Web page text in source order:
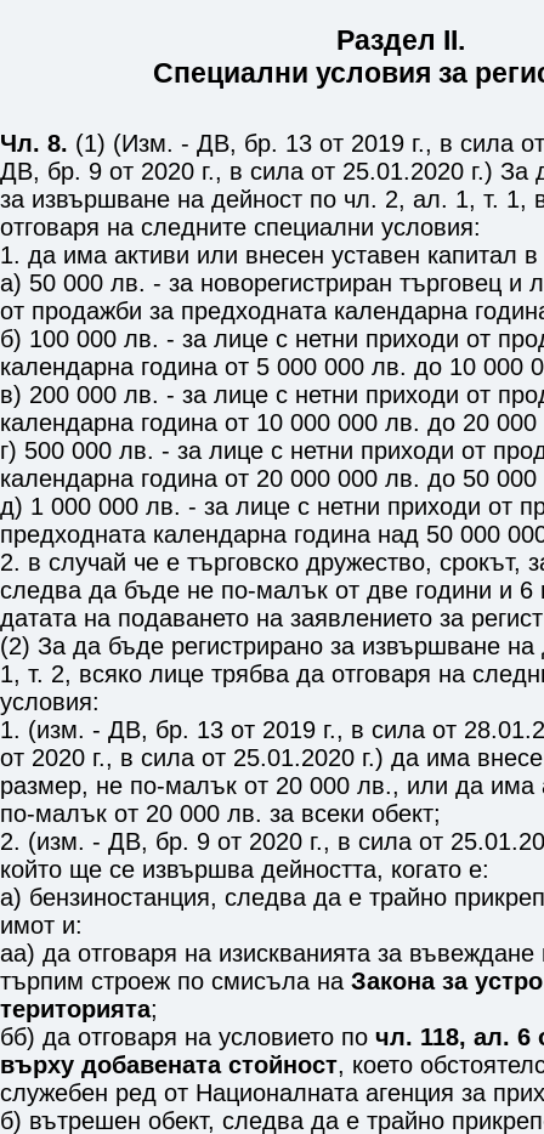
Раздел II.
Специални условия за
Чл. 8. (1) (Изм. - ДВ, бр. 13 от 2019 г., в сила
ДВ, бр. 9 от 2020 г., в сила от 25.01.2020 г.) За
за извършване на дейност по чл. 2, ал. 1, т. 1,
отговаря на следните специални условия:
1. да има активи или внесен уставен капитал
а) 50 000 лв. - за новорегистриран търговец и
от продажби за предходната календарна
б) 100 000 лв. - за лице с нетни приходи от
календарна година от 5 000 000 лв. до 10 000
в) 200 000 лв. - за лице с нетни приходи от
календарна година от 10 000 000 лв. до 20
г) 500 000 лв. - за лице с нетни приходи от
календарна година от 20 000 000 лв. до 50
д) 1 000 000 лв. - за лице с нетни приходи от
предходната календарна година над 50 000
2. в случай че е търговско дружество, срокът,
следва да бъде не по-малък от две години и 6
датата на подаването на заявлението за
(2) За да бъде регистрирано за извършване
1, т. 2, всяко лице трябва да отговаря на
условия:
1. (изм. - ДВ, бр. 13 от 2019 г., в сила от
от 2020 г., в сила от 25.01.2020 г.) да има
размер, не по-малък от 20 000 лв., или да има
по-малък от 20 000 лв. за всеки обект;
2. (изм. - ДВ, бр. 9 от 2020 г., в сила от
който ще се извършва дейността, когато е:
а) бензиностанция, следва да е трайно
имот и:
аа) да отговаря на изискванията за
търпим строеж по смисъла на Закона за
територията;
бб) да отговаря на условието по чл. 118, ал. 6
върху добавената стойност, което
служебен ред от Националната агенция за
б) вътрешен обект, следва да е трайно